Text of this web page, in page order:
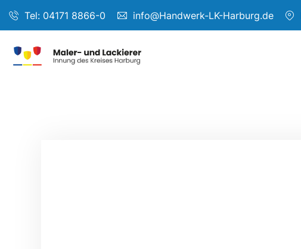
Tel: 04171 8866-0 info@Handwerk-LK-Harburg.de